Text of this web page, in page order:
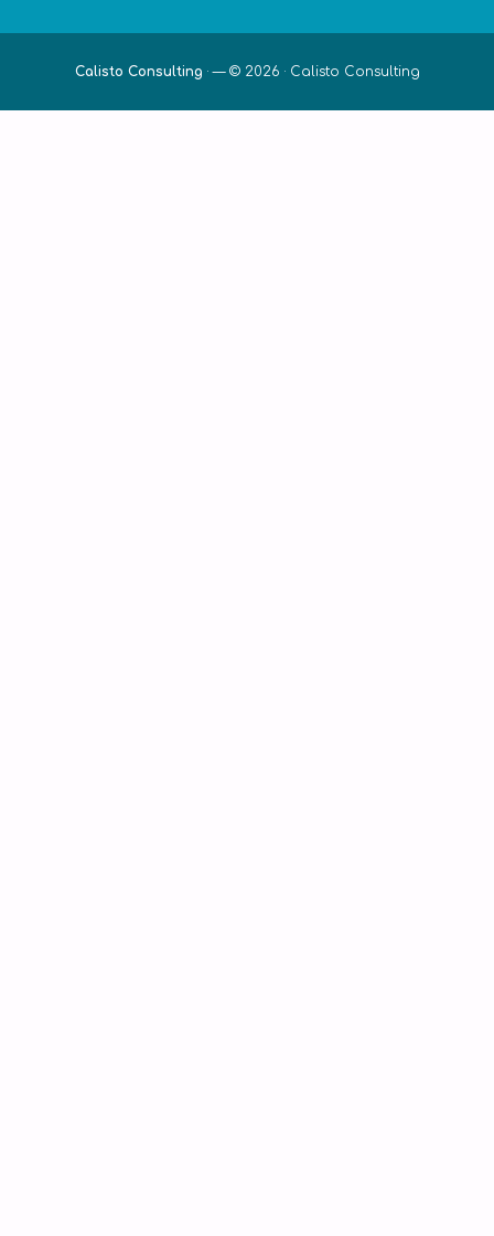
Calisto Consulting ·— © 2026 · Calisto Consulting